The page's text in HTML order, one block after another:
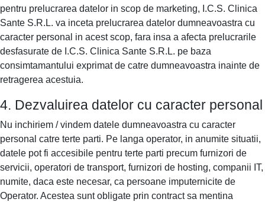
pentru prelucrarea datelor in scop de marketing, I.C.S. Clinica
Sante S.R.L. va inceta prelucrarea datelor dumneavoastra cu
caracter personal in acest scop, fara insa a afecta prelucrarile
desfasurate de I.C.S. Clinica Sante S.R.L. pe baza
consimtamantului exprimat de catre dumneavoastra inainte de
retragerea acestuia.
4. Dezvaluirea datelor cu caracter personal
Nu inchiriem / vindem datele dumneavoastra cu caracter
personal catre terte parti. Pe langa operator, in anumite situatii,
datele pot fi accesibile pentru terte parti precum furnizori de
servicii, operatori de transport, furnizori de hosting, companii IT,
numite, daca este necesar, ca persoane imputernicite de
Operator. Acestea sunt obligate prin contract sa mentina